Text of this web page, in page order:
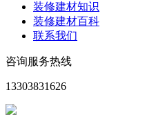
装修建材知识
装修建材百科
联系我们
咨询服务热线
13303831626